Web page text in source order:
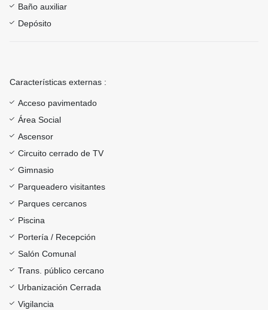
Baño auxiliar
Depósito
Características externas :
Acceso pavimentado
Área Social
Ascensor
Circuito cerrado de TV
Gimnasio
Parqueadero visitantes
Parques cercanos
Piscina
Portería / Recepción
Salón Comunal
Trans. público cercano
Urbanización Cerrada
Vigilancia